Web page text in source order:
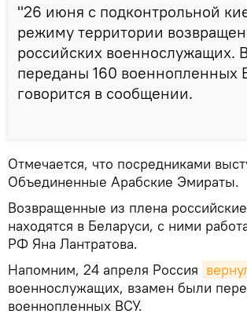
"26 июня с подконтрольной
режиму территории
российских военнослужащих.
переданы 160 военнопленных
говорится в сообщении.
Отмечается, что посредниками
Объединенные Арабские Эмираты.
Возвращенные из плена
находятся в Беларуси, с ними
РФ Яна Лантратова.
Напомним, 24 апреля Россия
военнослужащих, взамен были
военнопленных ВСУ.